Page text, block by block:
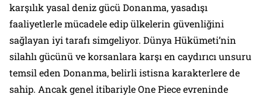
karşılık yasal deniz gücü Donanma, yasadışı
faaliyetlerle mücadele edip ülkelerin güvenliğini
sağlayan iyi tarafı simgeliyor. Dünya Hükümeti’nin
silahlı gücünü ve korsanlara karşı en caydırıcı unsuru
temsil eden Donanma, belirli istisna karakterlere de
sahip. Ancak genel itibariyle One Piece evreninde